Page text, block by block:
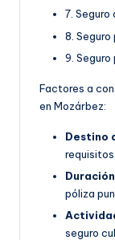
7.
8.
9.
Factores a
en Mozárbez:
Destino
póliza
seguro